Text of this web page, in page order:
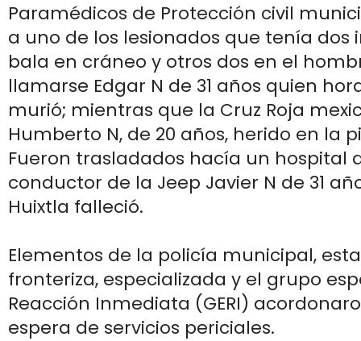
Paramédicos de Protección civil
a uno de los lesionados que tenía dos
bala en cráneo y otros dos en el
llamarse Edgar N de 31 años quien
murió; mientras que la Cruz Roja
Humberto N, de 20 años, herido en la
Fueron trasladados hacía un hospital
conductor de la Jeep Javier N de 31
Huixtla falleció.
Elementos de la policía municipal,
fronteriza, especializada y el grupo
Reacción Inmediata (GERI)
espera de servicios periciales.